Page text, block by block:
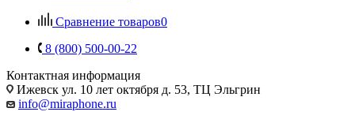
Сравнение товаров0
8 (800) 500-00-22
Контактная информация
Ижевск ул. 10 лет октября д. 53, ТЦ Эльгрин
info@miraphone.ru